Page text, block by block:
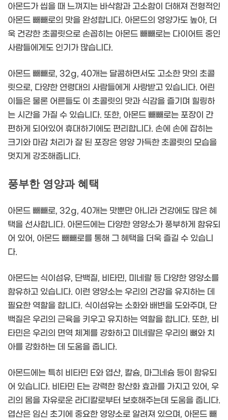
아몬드가 씹을 때 느껴지는 바삭함과 고소함이 더해져 전형적인
아몬드 빼빼로의 맛을 완성합니다. 아몬드의 영양가도 높아, 더
욱 건강한 초콜릿으로 손꼽히는 아몬드 빼빼로는 다이어트 중인
사람들에게도 인기가 많습니다.
아몬드 빼빼로, 32g, 40개는 달콤하면서도 고소한 맛의 초콜
릿으로, 다양한 연령대의 사람들에게 사랑받고 있습니다. 어린
이들은 물론 어른들도 이 초콜릿의 맛과 식감을 즐기며 힐링하
는 시간을 가질 수 있습니다. 또한, 아몬드 빼빼로는 포장이 간
편하게 되어있어 휴대하기에도 편리합니다. 손에 손에 잡히는
크기와 마감 처리가 잘 된 포장은 영양 가득한 초콜릿의 모습을
멋지게 강조해줍니다.
풍부한 영양과 혜택
아몬드 빼빼로, 32g, 40개는 맛뿐만 아니라 건강에도 많은 혜
택을 선사합니다. 아몬드에는 다양한 영양소가 풍부하게 함유되
어 있어, 아몬드 빼빼로를 통해 그 혜택을 더욱 즐길 수 있습니
다.
아몬드는 식이섬유, 단백질, 비타민, 미네랄 등 다양한 영양소를
함유하고 있습니다. 이런 영양소는 우리의 건강을 유지하는 데
필요한 역할을 합니다. 식이섬유는 소화와 배변을 도와주며, 단
백질은 우리의 근육을 키우고 유지하는 역할을 합니다. 또한, 비
타민은 우리의 면역 체계를 강화하고 미네랄은 우리의 뼈와 치
아를 강화하는 데 도움을 줍니다.
아몬드에는 특히 비타민 E와 엽산, 칼슘, 마그네슘 등이 함유되
어 있습니다. 비타민 E는 강력한 항산화 효과를 가지고 있어, 우
리의 몸을 자유로운 라디칼로부터 보호해주는데 도움을 줍니다.
엽산은 임신 초기에 중요한 영양소로 알려져 있으며, 아몬드 빼